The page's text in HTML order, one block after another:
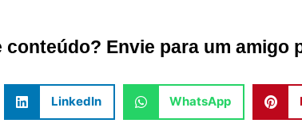
conteúdo? Envie para um amigo
LinkedIn WhatsApp